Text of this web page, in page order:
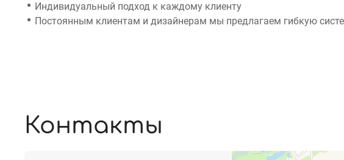
Индивидуальный подход к каждому клиенту
Постоянным клиентам и дизайнерам мы предлагаем гибкую
Контакты